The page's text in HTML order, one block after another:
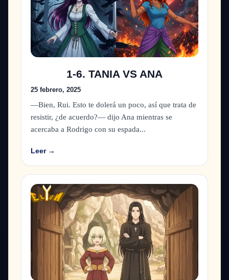
1-6. TANIA VS ANA
25 febrero, 2025
—Bien, Rui. Esto te dolerá un poco, así que trata de
resistir, ¿de acuerdo?— dijo Ana mientras se
acercaba a Rodrigo con su espada...
Leer →